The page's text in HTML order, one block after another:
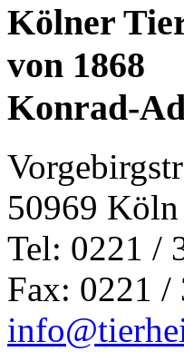
Kölner
von 1868
Konrad-
50969 Köln
Tel: 0221 /
Fax: 0221 /